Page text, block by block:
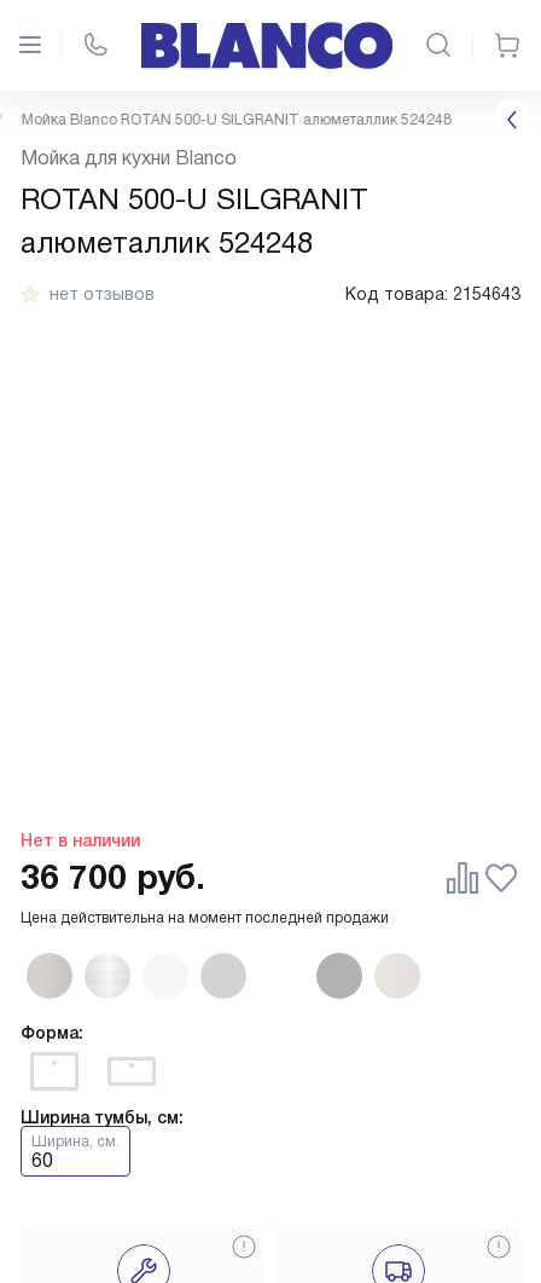
Мойка Blanco ROTAN 500-U SILGRANIT алюметаллик 524248
нет отзывов Код товара: 2154643
Нет в наличии
Мойка для кухни Blanco
ROTAN 500-U SILGRANIT
алюметаллик 524248
Форма:
Ширина тумбы, см:
Ширина, см.
60
Цена действительна на момент последней продажи
36 700 руб.